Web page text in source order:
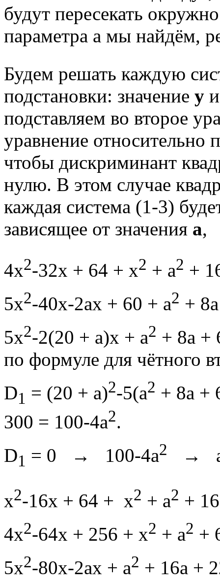
будут пересекать
параметра а мы найдём,
Будем решать каждую
подстановки: значение у
подставляем во второе
уравнение относительно
чтобы дискриминант
нулю. В этом случае
каждая система (1-3)
зависящее от значения а,
4x2-32x + 64 + x2 + a2 +
5x2-40x-2ax + 60 + a2 +
5x2-2(20 + a)x + a2 + 8a +
по формуле для чётного
D1 = (20 + a)2-5(a2 + 8a +
300 = 100-4a2.
D1 = 0 → 100-4a2 →
х2-16х + 64 + х2 + а2 +
4x2-64x + 256 + x2 + a2 +
5x2-80x-2ax + a2 + 16a +